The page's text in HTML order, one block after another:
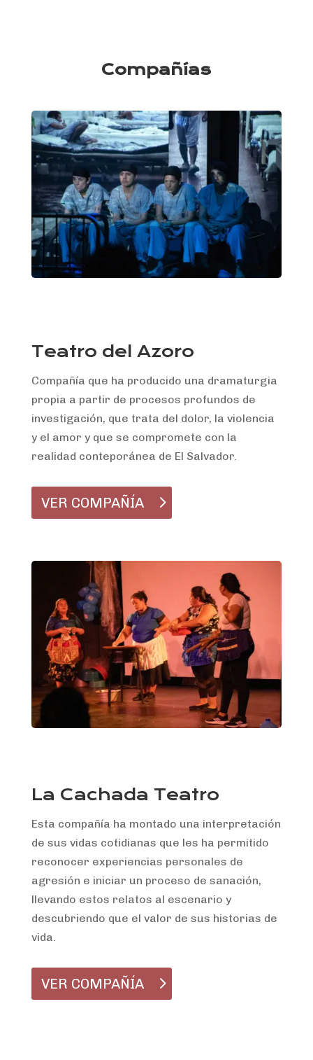
Compañías
Teatro del Azoro
Compañía que ha producido una dramaturgia
propia a partir de procesos profundos de
investigación, que trata del dolor, la violencia
y el amor y que se compromete con la
realidad conteporánea de El Salvador.
VER COMPAÑÍA
La Cachada Teatro
Esta compañía ha montado una interpretación
de sus vidas cotidianas que les ha permitido
reconocer experiencias personales de
agresión e iniciar un proceso de sanación,
llevando estos relatos al escenario y
descubriendo que el valor de sus historias de
vida.
VER COMPAÑÍA